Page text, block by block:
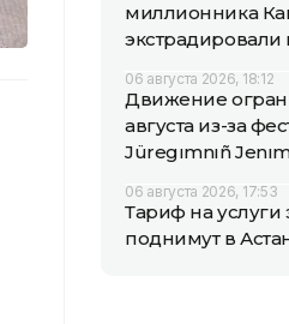
миллионника
экстрадировали
06 августа 2026, 18:12
Движение
августа из-за
Jüregımnıñ
06 августа 2026, 17:53
Тариф на услуги
поднимут в